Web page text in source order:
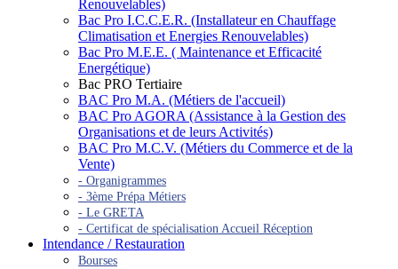
Renouvelables)
Bac Pro I.C.C.E.R. (Installateur en Chauffage
Climatisation et Energies Renouvelables)
Bac Pro M.E.E. ( Maintenance et Efficacité
Energétique)
Bac PRO Tertiaire
BAC Pro M.A. (Métiers de l'accueil)
BAC Pro AGORA (Assistance à la Gestion des
Organisations et de leurs Activités)
BAC Pro M.C.V. (Métiers du Commerce et de la
Vente)
- Organigrammes
- 3ème Prépa Métiers
- Le GRETA
- Certificat de spécialisation Accueil Réception
Intendance / Restauration
Bourses